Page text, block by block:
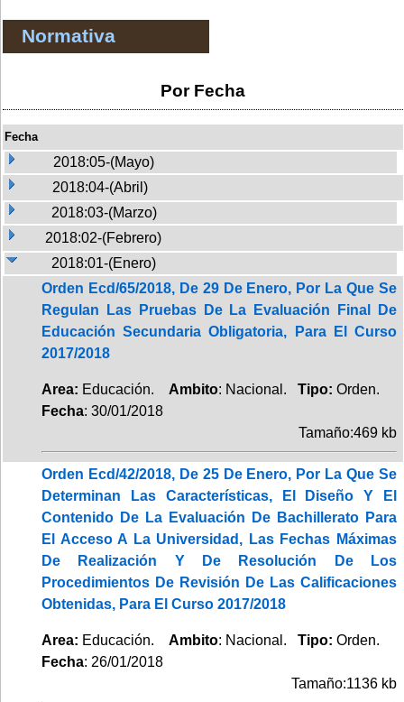
Normativa
Por Fecha
Fecha
2018:05-(Mayo)
2018:04-(Abril)
2018:03-(Marzo)
2018:02-(Febrero)
2018:01-(Enero)
Orden Ecd/65/2018, De 29 De Enero, Por La Que Se
Regulan Las Pruebas De La Evaluación Final De
Educación Secundaria Obligatoria, Para El Curso
2017/2018
Area: Educación. Ambito: Nacional. Tipo: Orden.
Fecha: 30/01/2018
Tamaño:469 kb
Orden Ecd/42/2018, De 25 De Enero, Por La Que Se
Determinan Las Características, El Diseño Y El
Contenido De La Evaluación De Bachillerato Para
El Acceso A La Universidad, Las Fechas Máximas
De Realización Y De Resolución De Los
Procedimientos De Revisión De Las Calificaciones
Obtenidas, Para El Curso 2017/2018
Area: Educación. Ambito: Nacional. Tipo: Orden.
Fecha: 26/01/2018
Tamaño:1136 kb